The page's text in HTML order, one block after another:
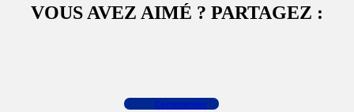
VOUS AVEZ AIMÉ ? PARTAGEZ :
Commenter